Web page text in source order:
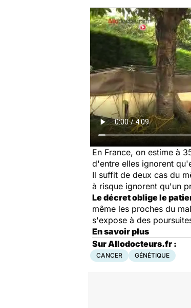
En France, on estime à
d'entre elles ignorent
Il suffit de deux cas du
à risque ignorent qu'un
Le décret oblige le
même les proches du
s'expose à des
En savoir plus
Sur Allodocteurs.fr :
CANCER GÉNÉTIQUE